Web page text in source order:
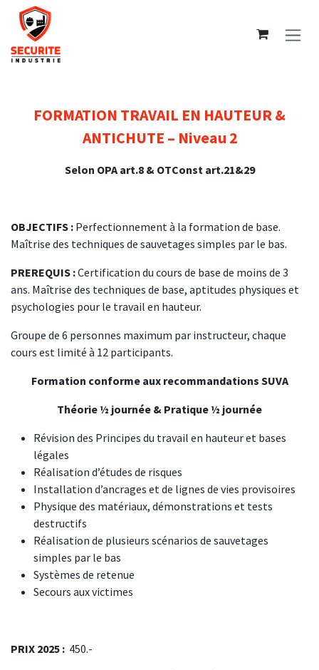
Se rendre au contenu
FORMATION TRAVAIL EN HAUTEUR &
ANTICHUTE – Niveau 2
Selon OPA art.8 & OTConst art.21&29
OBJECTIFS : Perfectionnement à la formation de base.
Maîtrise des techniques de sauvetages simples par le bas.
PREREQUIS :Certification du cours de base de moins de 3
ans. Maîtrise des techniques de base, aptitudes physiques et
psychologies pour le travail en hauteur.
Groupe de 6 personnes maximum par instructeur, chaque
cours est limité à 12 participants.
Formation conforme aux recommandations SUVA
Théorie ½ journée & Pratique ½ journée
Révision des Principes du travail en hauteur et bases
légales
Réalisation d’études de risques
Installation d’ancrages et de lignes de vies provisoires
Physique des matériaux, démonstrations et tests
destructifs
Réalisation de plusieurs scénarios de sauvetages
simples par le bas
Systèmes de retenue
Secours aux victimes
PRIX 2025 : 450.-